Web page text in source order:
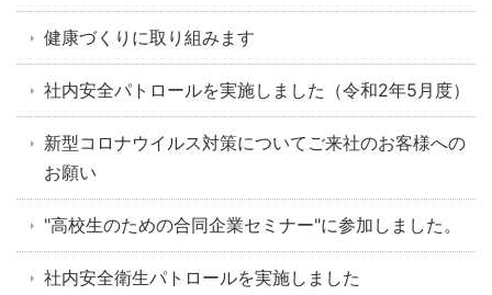
健康づくりに取り組みます
社内安全パトロールを実施しました（令和2年5月度）
新型コロナウイルス対策についてご来社のお客様への
お願い
"高校生のための合同企業セミナー"に参加しました。
社内安全衛生パトロールを実施しました